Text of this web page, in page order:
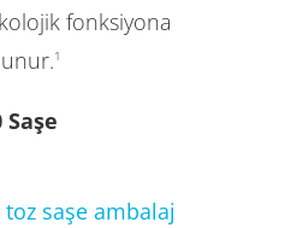
fonksiyona
1
toz saşe ambalaj